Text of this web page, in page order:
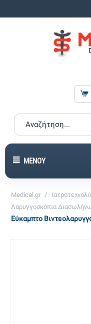
ΜΕΝΟΎ
Medical.gr /
Λαρυγγοσκόπια
Εύκαμπτο